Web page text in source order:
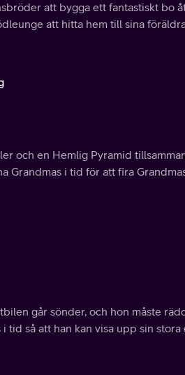
att bygga ett fantastiskt bo
att hitta hem till sina
och en Hemlig Pyramid
Grandmas i tid för att fira
går sönder, och hon måste
tid så att han kan visa upp sin stora